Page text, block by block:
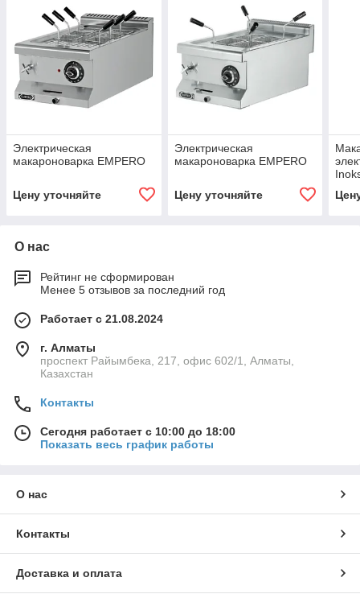
Электрическая
макароноварка EMPERO
Цену уточняйте
Электрическая
макароноварка EMPERO
Цену уточняйте
О нас
Рейтинг не сформирован
Менее 5 отзывов за последний год
Работает с 21.08.2024
г. Алматы
проспект Райымбека, 217, офис 602/1, Алматы,
Казахстан
Контакты
Сегодня работает с 10:00 до 18:00
Показать весь график работы
О нас
Контакты
Доставка и оплата